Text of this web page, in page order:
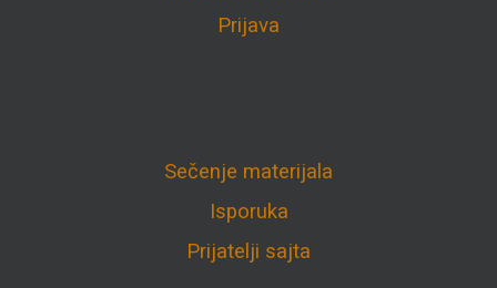
Prijava
Sečenje materijala
Isporuka
Prijatelji sajta